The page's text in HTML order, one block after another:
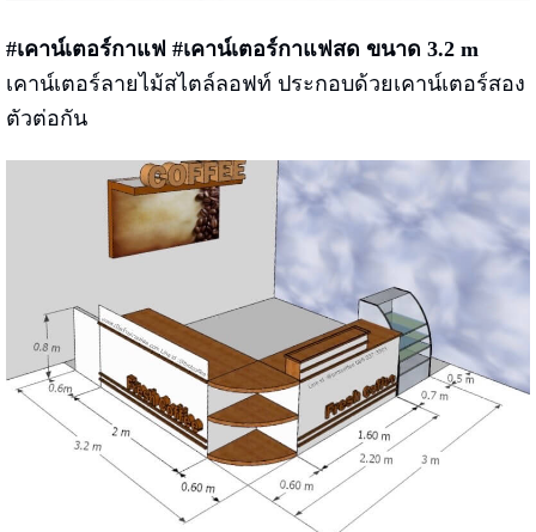
#เคาน์เตอร์กาแฟ #เคาน์เตอร์กาแฟสด ขนาด 3.2 m
เคาน์เตอร์ลายไม้สไตล์ลอฟท์ ประกอบด้วยเคาน์เตอร์สอง
ตัวต่อกัน